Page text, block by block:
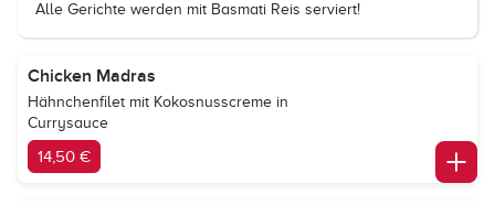
Alle Gerichte werden mit Basmati Reis serviert!
Chicken Madras
Hähnchenfilet mit Kokosnusscreme in
Currysauce
14,50 €